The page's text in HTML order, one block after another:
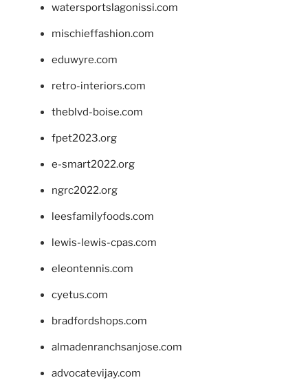
watersportslagonissi.com
mischieffashion.com
eduwyre.com
retro-interiors.com
theblvd-boise.com
fpet2023.org
e-smart2022.org
ngrc2022.org
leesfamilyfoods.com
lewis-lewis-cpas.com
eleontennis.com
cyetus.com
bradfordshops.com
almadenranchsanjose.com
advocatevijay.com